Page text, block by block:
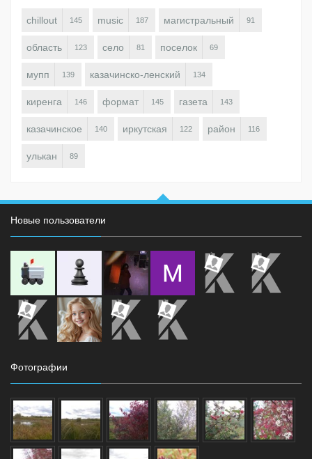
chillout 145 music 187 магистральный 91
область 123 село 81 поселок 69
мупп 139 казачинско-ленский 134
киренга 146 формат 145 газета 143
казачинское 140 иркутская 122 район 116
улькан 89
Новые пользователи
Фотографии